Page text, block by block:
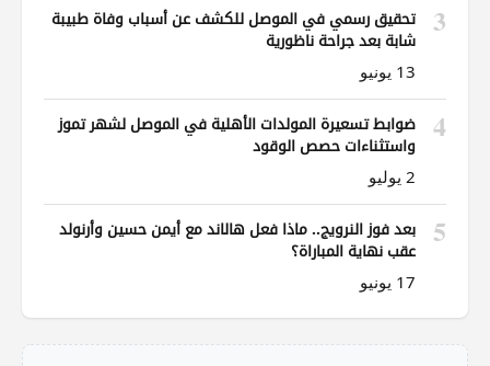
3
تحقيق رسمي في الموصل للكشف عن أسباب وفاة طبيبة
شابة بعد جراحة ناظورية
13 يونيو
4
ضوابط تسعيرة المولدات الأهلية في الموصل لشهر تموز
واستثناءات حصص الوقود
2 يوليو
5
بعد فوز النرويج.. ماذا فعل هالاند مع أيمن حسين وأرنولد
عقب نهاية المباراة؟
17 يونيو